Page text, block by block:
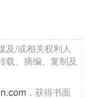
及/或相关权利人
载、摘编、复制及
，获得书面